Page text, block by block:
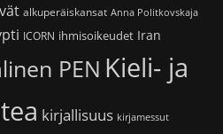
alkuperäiskansat Anna Politkovskaja
ICORN ihmisoikeudet Iran
PEN Kieli- ja
kirjallisuus kirjamessut